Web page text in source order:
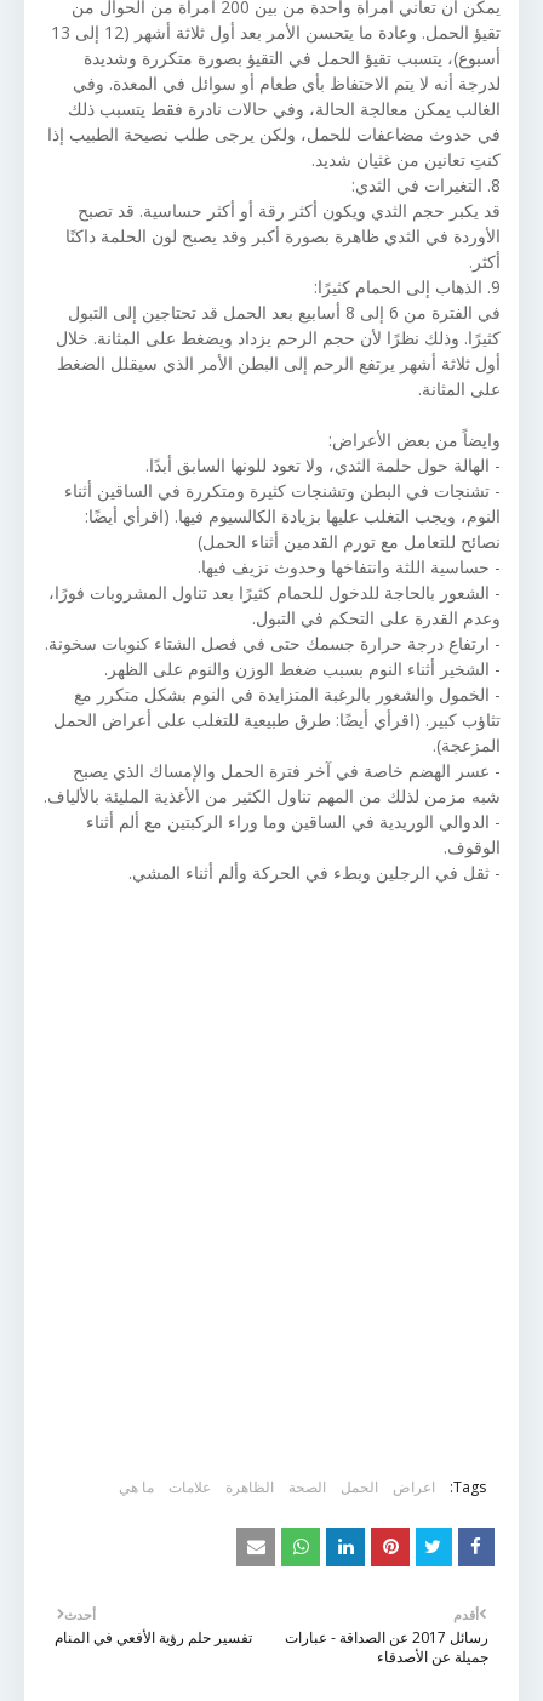
يمكن أن تعاني امرأة واحدة من بين 200 امرأة من الحوال من
تقيؤ الحمل. وعادة ما يتحسن الأمر بعد أول ثلاثة أشهر (12 إلى 13
أسبوع)، يتسبب تقيؤ الحمل في التقيؤ بصورة متكررة وشديدة
لدرجة أنه لا يتم الاحتفاظ بأي طعام أو سوائل في المعدة. وفي
الغالب يمكن معالجة الحالة، وفي حالات نادرة فقط يتسبب ذلك
في حدوث مضاعفات للحمل، ولكن يرجى طلب نصيحة الطبيب إذا
كنتِ تعانين من غثيان شديد.
8. التغيرات في الثدي:
قد يكبر حجم الثدي ويكون أكثر رقة أو أكثر حساسية. قد تصبح
الأوردة في الثدي ظاهرة بصورة أكبر وقد يصبح لون الحلمة داكنًا
أكثر.
9. الذهاب إلى الحمام كثيرًا:
في الفترة من 6 إلى 8 أسابيع بعد الحمل قد تحتاجين إلى التبول
كثيرًا. وذلك نظرًا لأن حجم الرحم يزداد ويضغط على المثانة. خلال
أول ثلاثة أشهر يرتفع الرحم إلى البطن الأمر الذي سيقلل الضغط
على المثانة.
وايضاً من بعض الأعراض:
- الهالة حول حلمة الثدي، ولا تعود للونها السابق أبدًا.
- تشنجات في البطن وتشنجات كثيرة ومتكررة في الساقين أثناء
النوم، ويجب التغلب عليها بزيادة الكالسيوم فيها. (اقرأي أيضًا:
نصائح للتعامل مع تورم القدمين أثناء الحمل)
- حساسية اللثة وانتفاخها وحدوث نزيف فيها.
- الشعور بالحاجة للدخول للحمام كثيرًا بعد تناول المشروبات فورًا،
وعدم القدرة على التحكم في التبول.
- ارتفاع درجة حرارة جسمك حتى في فصل الشتاء كنوبات سخونة.
- الشخير أثناء النوم بسبب ضغط الوزن والنوم على الظهر.
- الخمول والشعور بالرغبة المتزايدة في النوم بشكل متكرر مع
تثاؤب كبير. (اقرأي أيضًا: طرق طبيعية للتغلب على أعراض الحمل
المزعجة).
- عسر الهضم خاصة في آخر فترة الحمل والإمساك الذي يصبح
شبه مزمن لذلك من المهم تناول الكثير من الأغذية المليئة بالألياف.
- الدوالي الوريدية في الساقين وما وراء الركبتين مع ألم أثناء
الوقوف.
- ثقل في الرجلين وبطء في الحركة وألم أثناء المشي.
Tags: اعراض الحمل الصحة الظاهرة علامات ما هي
أحدث
تفسير حلم رؤية الأفعي في المنام
أقدم
رسائل 2017 عن الصداقة - عبارات
جميلة عن الأصدقاء